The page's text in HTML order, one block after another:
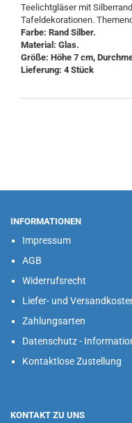
Teelichtgläser mit
Tafeldekorationen.
Farbe: Rand Silber.
Material: Glas.
Größe: Höhe 7 cm,
Lieferung: 4 Stück
INFORMATIONEN
Impressum
AGB
Widerrufsrecht
Liefer- und
Zahlungsarten
Datenschutz -
Kontaktlose Zustellung
KONTAKT ZU UNS